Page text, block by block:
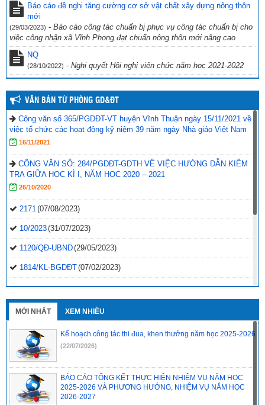
Giáo dục và Đào tạo Vĩnh Thuận về việc hưởng ứng “Ngày toàn dân
phòng cháy và chữa cháy” năm 2022.
Báo cáo đề nghị tăng cường cơ sở vật chất xây dựng nông thôn
mới
(29/03/2023) - Báo cáo công tác chuẩn bị phục vụ công tác chuẩn bị cho
việc công nhận xã Vĩnh Phong đạt chuẩn nông thôn mới nâng cao
NQ
(28/10/2022) - Nghị quyết Hội nghị viên chức năm học 2021-2022
VĂN BẢN TỪ PHÒNG GD&ĐT
Công văn số 365/PGDĐT-VT huyện Vĩnh Thuận ngày 15/11/2021 về
việc tổ chức các hoạt động kỷ niệm 39 năm ngày Nhà giáo Việt Nam
16/11/2021
CÔNG VĂN SỐ: 284/PGDĐT-GDTH VỀ VIỆC HƯỚNG DẪN KIỂM
TRA GIỮA HỌC KÌ I, NĂM HỌC 2020 – 2021
26/10/2020
2171(07/08/2023)
10/2023(31/07/2023)
1120/QĐ-UBND(29/05/2023)
1814/KL-BGDĐT(07/02/2023)
2496-QD-UBND(10/10/2022)
2495-QD-UBND(10/10/2022)
888/TB-UBND(31/08/2022)
2397/QĐ-UBND (26/08/2022)
31/2022/NQ-HĐND(16/08/2022)
MỚI NHẤT XEM NHIỀU
Kế hoạch công tác thi đua, khen thưởng năm học 2025-2026
(22/07/2026)
BÁO CÁO TỔNG KẾT THỰC HIỆN NHIỆM VỤ NĂM HỌC
2025-2026 VÀ PHƯƠNG HƯỚNG, NHIỆM VỤ NĂM HỌC
2026-2027